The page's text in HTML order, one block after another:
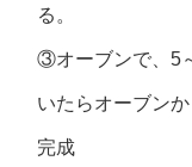
る。
③オーブンで、5
いたらオーブンか
完成